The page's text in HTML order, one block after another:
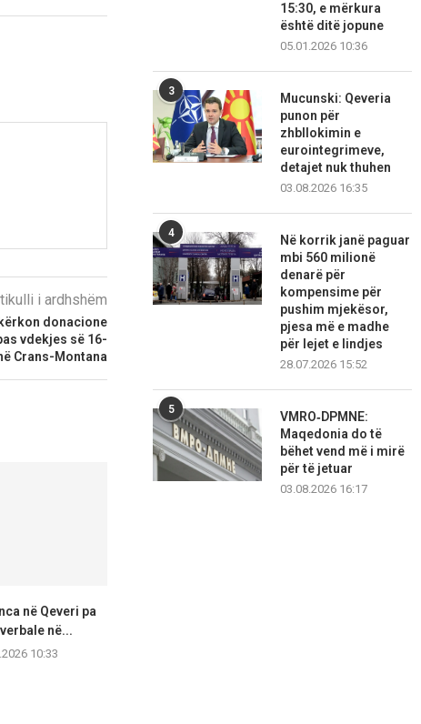
i ardhshëm
donacione
vdekjes së 16-
Crans-Montana
në Qeveri pa
në...
10:33
15:30, e mërkura
është ditë jopune
05.01.2026 10:36
3
Mucunski: Qeveria
punon për
zhbllokimin e
eurointegrimeve,
detajet nuk thuhen
03.08.2026 16:35
4
Në korrik janë paguar
mbi 560 milionë
denarë për
kompensime për
pushim mjekësor,
pjesa më e madhe
për lejet e lindjes
28.07.2026 15:52
5
VMRO‑DPMNE:
Maqedonia do të
bëhet vend më i mirë
për të jetuar
03.08.2026 16:17